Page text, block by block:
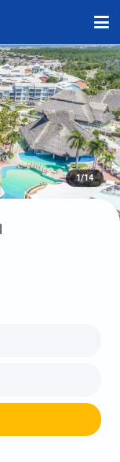
1/14